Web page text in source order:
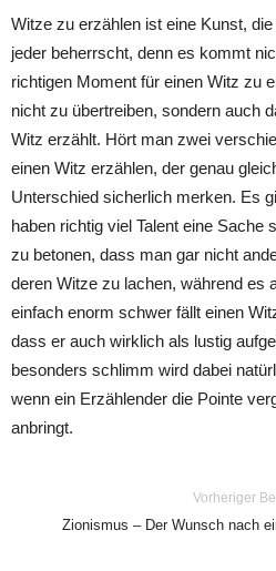
Witze zu erzählen ist eine Kunst,
jeder beherrscht, denn es kommt
richtigen Moment für einen Witz zu
nicht zu übertreiben, sondern auch
Witz erzählt. Hört man zwei
einen Witz erzählen, der genau
Unterschied sicherlich merken. Es
haben richtig viel Talent eine Sache
zu betonen, dass man gar nicht
deren Witze zu lachen, während es
einfach enorm schwer fällt einen
dass er auch wirklich als lustig
besonders schlimm wird dabei
wenn ein Erzählender die Pointe
anbringt.
Vorheriger
Zionismus – Der Wunsch nach